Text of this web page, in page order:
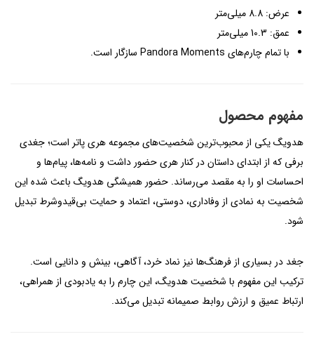
عرض: 8.8 میلی‌متر
عمق: 10.3 میلی‌متر
با تمام چارم‌های Pandora Moments سازگار است.
مفهوم محصول
هدویگ یکی از محبوب‌ترین شخصیت‌های مجموعه هری پاتر است؛ جغدی
برفی که از ابتدای داستان در کنار هری حضور داشت و نامه‌ها، پیام‌ها و
احساسات او را به مقصد می‌رساند. حضور همیشگی هدویگ باعث شده این
شخصیت به نمادی از وفاداری، دوستی، اعتماد و حمایت بی‌قیدوشرط تبدیل
شود.
جغد در بسیاری از فرهنگ‌ها نیز نماد خرد، آگاهی، بینش و دانایی است.
ترکیب این مفهوم با شخصیت هدویگ، این چارم را به یادبودی از همراهی،
ارتباط عمیق و ارزش روابط صمیمانه تبدیل می‌کند.